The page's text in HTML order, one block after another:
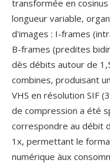
transformée en
longueur variable,
d'images : I-frames
B-frames (predites
dès débits autour de
combines, produisant
VHS en résolution SIF
de compression a été
correspondre au débit
1x, permettant le
numérique àux